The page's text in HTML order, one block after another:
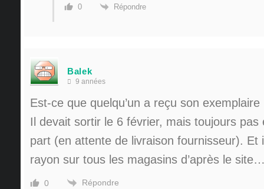
0 Répondre
Balek
9 années
Est-ce que quelqu’un a reçu son exemplaire
Il devait sortir le 6 février, mais toujours pas
part (en attente de livraison fournisseur). Et
rayon sur tous les magasins d’après le
0 Répondre